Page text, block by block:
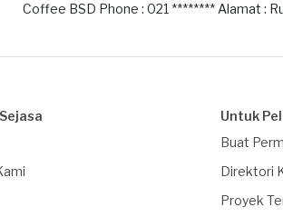
Coffee BSD Phone : 021 ******** Alamat :
Untuk
Buat
Direktori
Proyek